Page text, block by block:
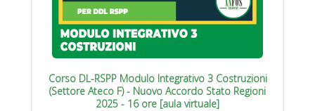
Corso DL-RSPP Modulo Integrativo 3 Costruzioni
(Settore Ateco F) - Nuovo Accordo Stato Regioni
2025 - 16 ore [aula virtuale]